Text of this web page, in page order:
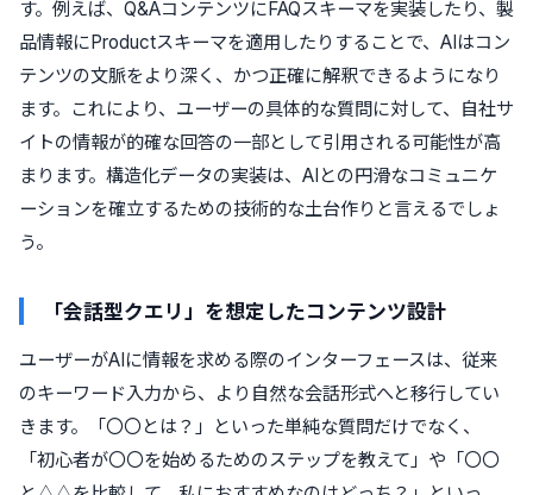
す。例えば、Q&AコンテンツにFAQスキーマを実装したり、製
品情報にProductスキーマを適用したりすることで、AIはコン
テンツの文脈をより深く、かつ正確に解釈できるようになり
ます。これにより、ユーザーの具体的な質問に対して、自社サ
イトの情報が的確な回答の一部として引用される可能性が高
まります。構造化データの実装は、AIとの円滑なコミュニケ
ーションを確立するための技術的な土台作りと言えるでしょ
う。
「会話型クエリ」を想定したコンテンツ設計
ユーザーがAIに情報を求める際のインターフェースは、従来
のキーワード入力から、より自然な会話形式へと移行してい
きます。「〇〇とは？」といった単純な質問だけでなく、
「初心者が〇〇を始めるためのステップを教えて」や「〇〇